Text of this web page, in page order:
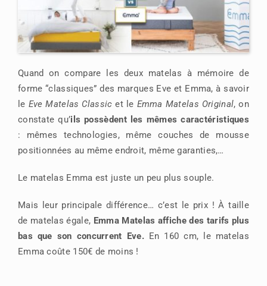
Quand on compare les deux matelas à mémoire de
forme “classiques” des marques Eve et Emma, à savoir
le Eve Matelas Classic et le Emma Matelas Original, on
constate qu’ils possèdent les mêmes caractéristiques
: mêmes technologies, même couches de mousse
positionnées au même endroit, même garanties,…
Le matelas Emma est juste un peu plus souple.
Mais leur principale différence… c’est le prix ! À taille
de matelas égale, Emma Matelas affiche des tarifs plus
bas que son concurrent Eve.En 160 cm, le matelas
Emma coûte 150€ de moins !